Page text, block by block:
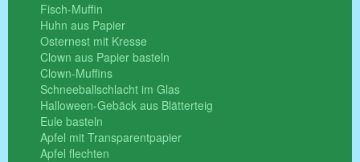
Fisch-Muffin
Huhn aus Papier
Osternest mit Kresse
Clown aus Papier basteln
Clown-Muffins
Schneeballschlacht im Glas
Halloween-Gebäck aus Blätterteig
Eule basteln
Apfel mit Transparentpapier
Apfel flechten